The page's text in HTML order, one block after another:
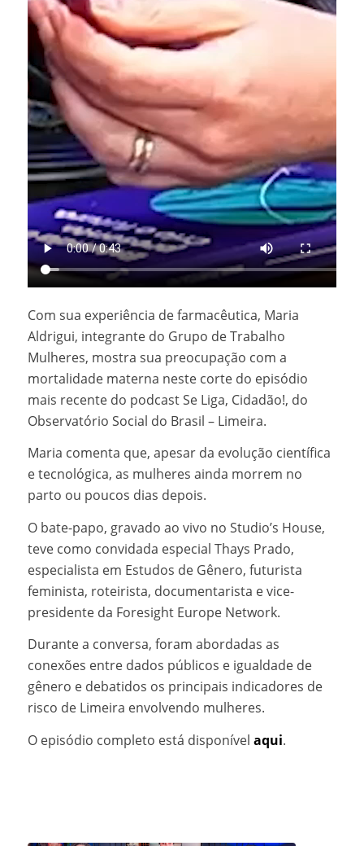
Com sua experiência de farmacêutica, Maria
Aldrigui, integrante do Grupo de Trabalho
Mulheres, mostra sua preocupação com a
mortalidade materna neste corte do episódio
mais recente do podcast Se Liga, Cidadão!, do
Observatório Social do Brasil – Limeira.
Maria comenta que, apesar da evolução científica
e tecnológica, as mulheres ainda morrem no
parto ou poucos dias depois.
O bate-papo, gravado ao vivo no Studio’s House,
teve como convidada especial Thays Prado,
especialista em Estudos de Gênero, futurista
feminista, roteirista, documentarista e vice-
presidente da Foresight Europe Network.
Durante a conversa, foram abordadas as
conexões entre dados públicos e igualdade de
gênero e debatidos os principais indicadores de
risco de Limeira envolvendo mulheres.
O episódio completo está disponível aqui.